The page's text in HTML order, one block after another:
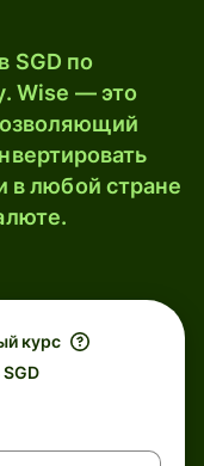
SGD по
Wise — это
в любой стране
курс